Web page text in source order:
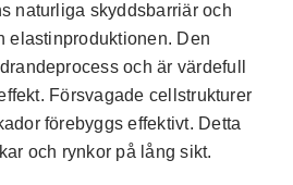
naturliga skyddsbarriär och
elastinproduktionen. Den
och är värdefull
Försvagade cellstrukturer
förebyggs effektivt. Detta
och rynkor på lång sikt.